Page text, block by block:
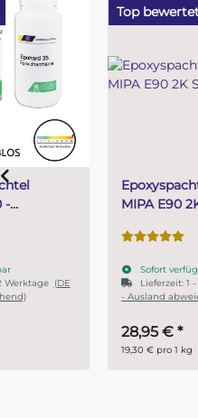
Top bewertet
Epoxyspachtel Set 1,5 kg
MIPA E90 2K Spachtel
Lieferzeit:
1 - 2 Werktage(DE
- Ausland abweichend)